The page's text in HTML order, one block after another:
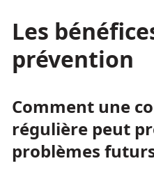
Les
prévention
Comment une
régulière peut
problèmes